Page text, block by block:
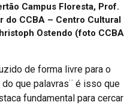
Campus Floresta, Prof.
do CCBA – Centro Cultural
Ostendo (foto CCBA
de forma livre para o
que palavras¨ é isso que
fundamental para cercar